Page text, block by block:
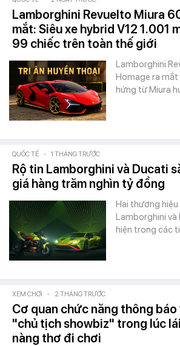
Lamborghini Revuelto Miura
mắt: Siêu xe hybrid V12 1.001
99 chiếc trên toàn thế giới
Lamborghini
Homage ra mắt
hứng từ Miura
QUỐC TẾ - 1 THÁNG TRƯỚC
Rộ tin Lamborghini và Ducati
giá hàng trăm nghìn tỷ đồng
Hai thương
Lamborghini
hiện trong các
XEM CHƠI - 2 THÁNG TRƯỚC
Cơ quan chức năng thông
"chủ tịch showbiz" trong lúc
nàng thơ đi chơi